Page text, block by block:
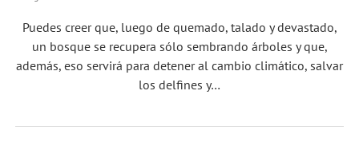
Puedes creer que, luego de quemado, talado y devastado,
un bosque se recupera sólo sembrando árboles y que,
además, eso servirá para detener al cambio climático, salvar
los delfines y…